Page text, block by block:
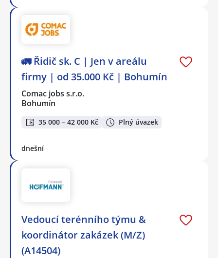
🚛 Řidič sk. C | Jen v areálu
firmy | od 35.000 Kč | Bohumín
Comac jobs s.r.o.
Bohumín
35 000 – 42 000 Kč Plný úvazek
dnešní
Vedoucí terénního týmu &
koordinátor zakázek (M/Z)
(A14504)